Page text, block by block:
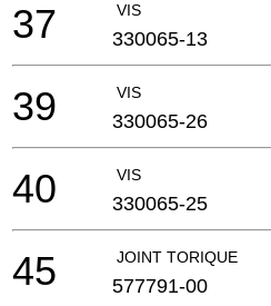
VIS
37 330065-13
VIS
39 330065-26
VIS
40 330065-25
JOINT TORIQUE
45 577791-00